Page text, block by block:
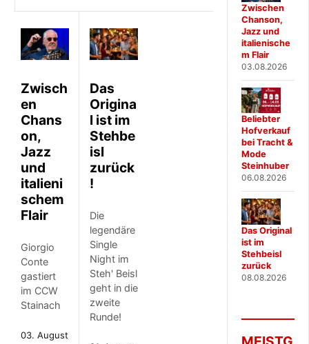
Zwisch
en
Chans
on,
Jazz
und
italieni
schem
Flair
Giorgio
Conte
gastiert
im CCW
Stainach
03. August
Das
Origina
l ist im
Stehbe
isl
zurück
!
Die
legendäre
Single
Night im
Steh' Beisl
geht in die
zweite
Runde!
Zwischen
Chanson,
Jazz und
italienische
m Flair
03.08.2026
Beliebter
Hofverkauf
bei Tracht &
Mode
Steinhuber
06.08.2026
Das Original
ist im
Stehbeisl
zurück
08.08.2026